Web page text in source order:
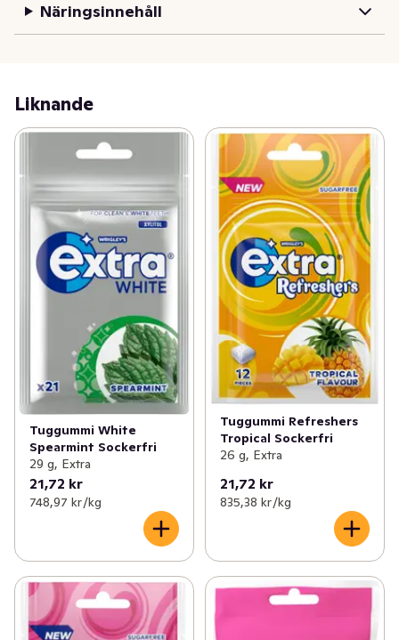
tuggummibitar.
Sockerfritt tuggummi
Näringsinnehåll
Liknande
Tuggummi White
Spearmint Sockerfri
29 g, Extra
21,72 kr
748,97 kr /kg
Tuggummi Refreshers
Tropical Sockerfri
26 g, Extra
21,72 kr
835,38 kr /kg